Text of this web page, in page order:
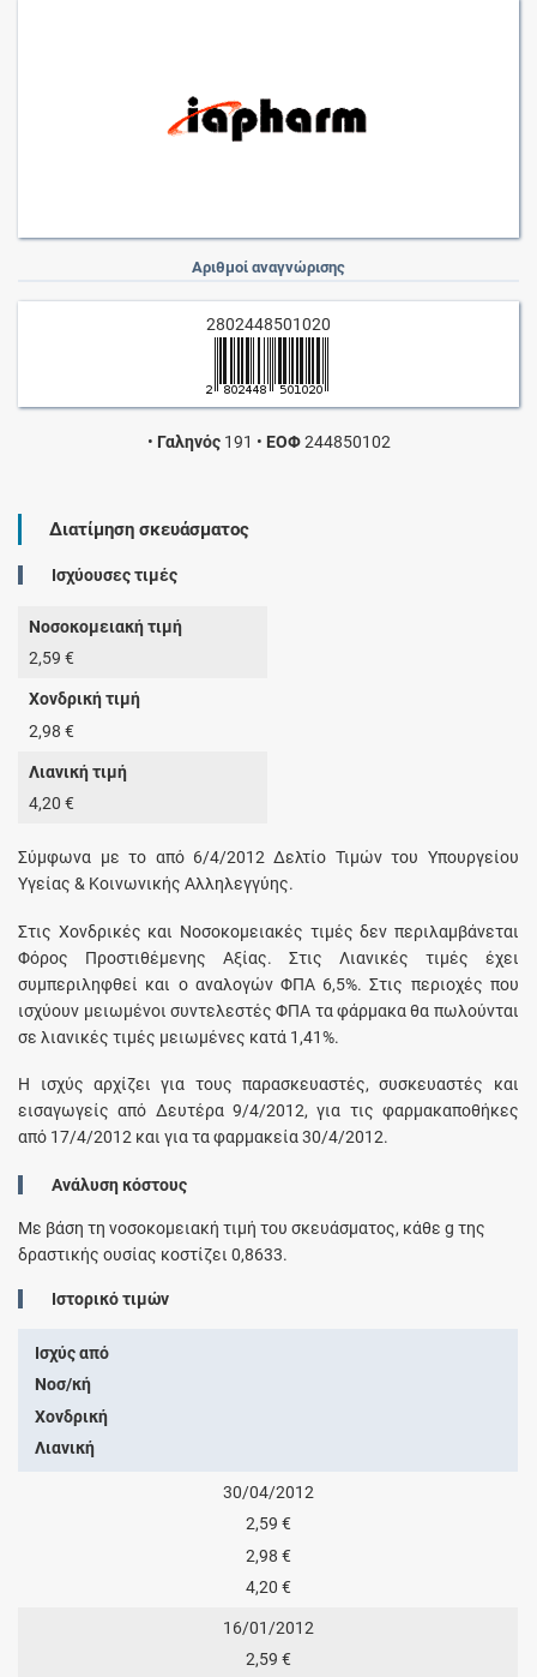
Αριθμοί αναγνώρισης
2802448501020
• Γαληνός191 • ΕΟΦ244850102
Διατίμηση σκευάσματος
Ισχύουσες τιμές
Νοσοκομειακή τιμή
2,59 €
Χονδρική τιμή
2,98 €
Λιανική τιμή
4,20 €
Σύμφωνα με το από 6/4/2012 Δελτίο Τιμών του Υπουργείου
Υγείας & Κοινωνικής Αλληλεγγύης.
Στις Χονδρικές και Νοσοκομειακές τιμές δεν περιλαμβάνεται
Φόρος Προστιθέμενης Αξίας. Στις Λιανικές τιμές έχει
συμπεριληφθεί και ο αναλογών ΦΠΑ 6,5%. Στις περιοχές που
ισχύουν μειωμένοι συντελεστές ΦΠΑ τα φάρμακα θα πωλούνται
σε λιανικές τιμές μειωμένες κατά 1,41%.
Η ισχύς αρχίζει για τους παρασκευαστές, συσκευαστές και
εισαγωγείς από Δευτέρα 9/4/2012, για τις φαρμακαποθήκες
από 17/4/2012 και για τα φαρμακεία 30/4/2012.
Ανάλυση κόστους
Με βάση τη νοσοκομειακή τιμή του σκευάσματος, κάθεg της
δραστικής ουσίας κοστίζει0,8633.
Ιστορικό τιμών
Ισχύς από
Νοσ/κή
Χονδρική
Λιανική
30/04/2012
2,59 €
2,98 €
4,20 €
16/01/2012
2,59 €